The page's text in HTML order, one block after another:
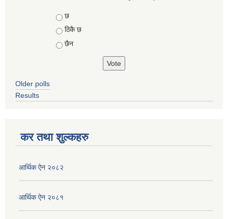
Choices
छ
ठिकै छ
छैन
Older polls
Results
कर तथा शुल्कहरु
आर्थिक ऐन २०८२
आर्थिक ऐन २०८१